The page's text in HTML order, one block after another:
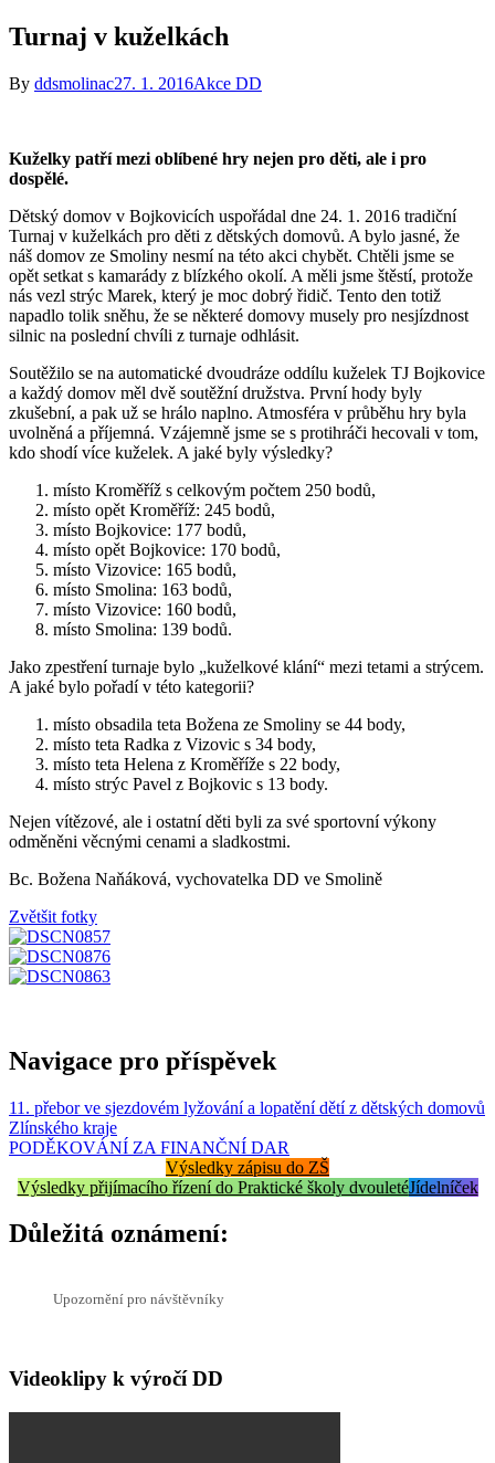
Turnaj v kuželkách
By ddsmolinac27. 1. 2016Akce DD
Kuželky patří mezi oblíbené hry nejen pro děti, ale i pro
dospělé.
Dětský domov v Bojkovicích uspořádal dne 24. 1. 2016 tradiční
Turnaj v kuželkách pro děti z dětských domovů. A bylo jasné, že
náš domov ze Smoliny nesmí na této akci chybět. Chtěli jsme se
opět setkat s kamarády z blízkého okolí. A měli jsme štěstí, protože
nás vezl strýc Marek, který je moc dobrý řidič. Tento den totiž
napadlo tolik sněhu, že se některé domovy musely pro nesjízdnost
silnic na poslední chvíli z turnaje odhlásit.
Soutěžilo se na automatické dvoudráze oddílu kuželek TJ Bojkovice
a každý domov měl dvě soutěžní družstva. První hody byly
zkušební, a pak už se hrálo naplno. Atmosféra v průběhu hry byla
uvolněná a příjemná. Vzájemně jsme se s protihráči hecovali v tom,
kdo shodí více kuželek. A jaké byly výsledky?
místo Kroměříž s celkovým počtem 250 bodů,
místo opět Kroměříž: 245 bodů,
místo Bojkovice: 177 bodů,
místo opět Bojkovice: 170 bodů,
místo Vizovice: 165 bodů,
místo Smolina: 163 bodů,
místo Vizovice: 160 bodů,
místo Smolina: 139 bodů.
Jako zpestření turnaje bylo „kuželkové klání“ mezi tetami a strýcem.
A jaké bylo pořadí v této kategorii?
místo obsadila teta Božena ze Smoliny se 44 body,
místo teta Radka z Vizovic s 34 body,
místo teta Helena z Kroměříže s 22 body,
místo strýc Pavel z Bojkovic s 13 body.
Nejen vítězové, ale i ostatní děti byli za své sportovní výkony
odměněni věcnými cenami a sladkostmi.
Bc. Božena Naňáková, vychovatelka DD ve Smolině
Zvětšit fotky
Navigace pro příspěvek
11. přebor ve sjezdovém lyžování a lopatění dětí z dětských domovů
Zlínského kraje
PODĚKOVÁNÍ ZA FINANČNÍ DAR
Výsledky zápisu do ZŠ
Výsledky přijímacího řízení do Praktické školy dvouletéJídelníček
Důležitá oznámení:
Upozornění pro návštěvníky
Videoklipy k výročí DD